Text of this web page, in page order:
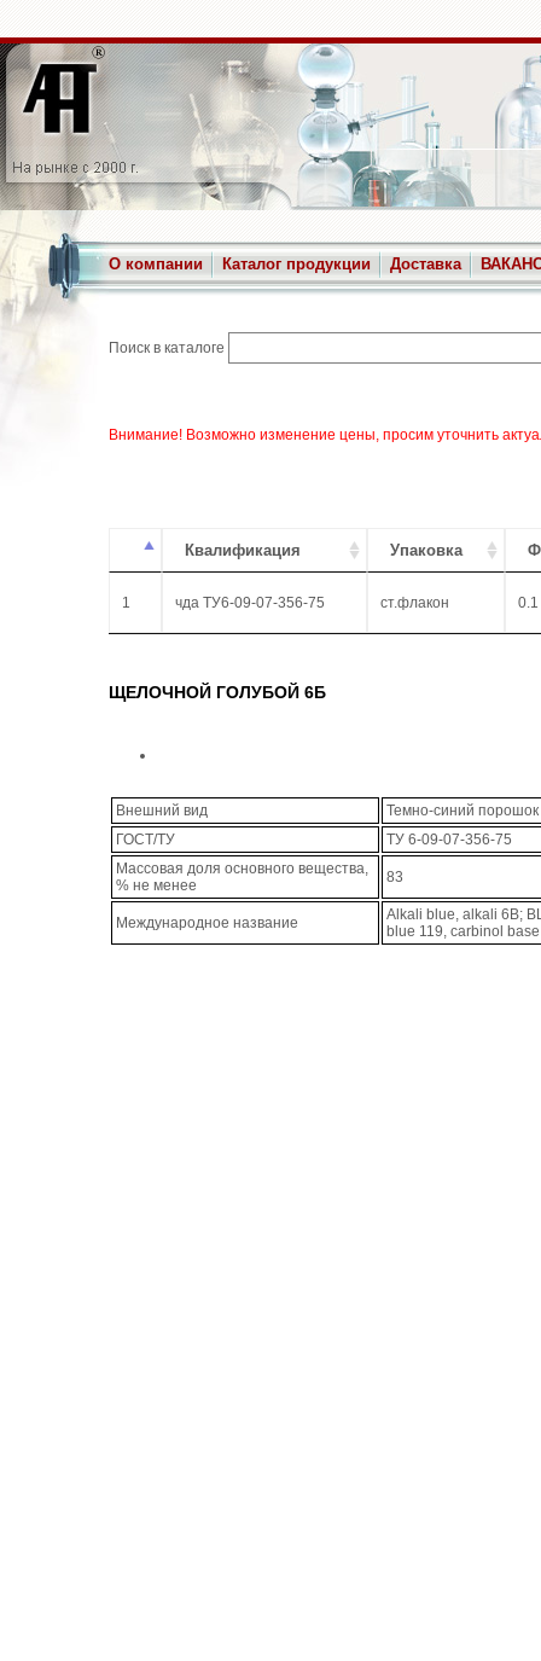
О компании Каталог продукции Доставка
Поиск в каталоге
Внимание! Возможно изменение цены, просим уточнить
Квалификация Упаковка
1 чда ТУ6-09-07-356-75 ст.флакон 0.1
ЩЕЛОЧНОЙ ГОЛУБОЙ 6Б
Внешний вид
Темно-синий порошок
ГОСТ/ТУ
ТУ 6-09-07-356-75
Массовая доля основного вещества,
% не менее
83
Международное название
Alkali blue, alkali 6B;
blue 119, carbinol